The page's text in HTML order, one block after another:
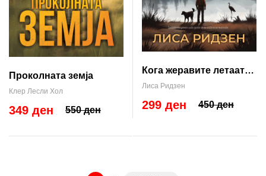
Проколната земја
Клер Лесли Хол
550 ден
349 ден
Кога жеравите летаат
на југ
Лиса Ридзен
450 ден
299 ден